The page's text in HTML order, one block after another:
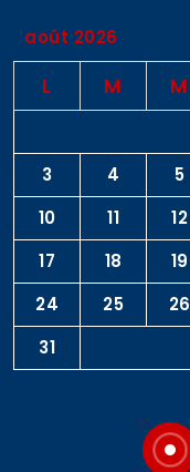
août 2026
L M M
3
4 5
10
11 12
17
18 19
24
25 26
31